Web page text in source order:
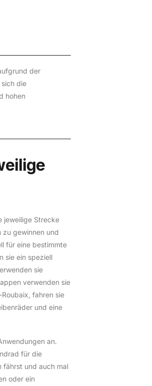
der
die
hohen
jeweilige Strecke
zu gewinnen und
für eine bestimmte
sie ein speziell
sie
verwenden sie
fahren sie
und eine
an.
für die
fährst und auch mal
oder ein